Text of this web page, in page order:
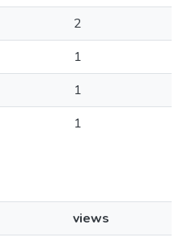
2
1
1
1
views